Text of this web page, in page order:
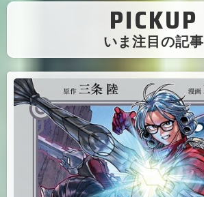
PICKUP
いま注目の記事
）